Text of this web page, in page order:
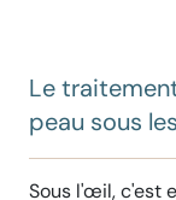
Le
peau sous
Sous l'œil, c'est